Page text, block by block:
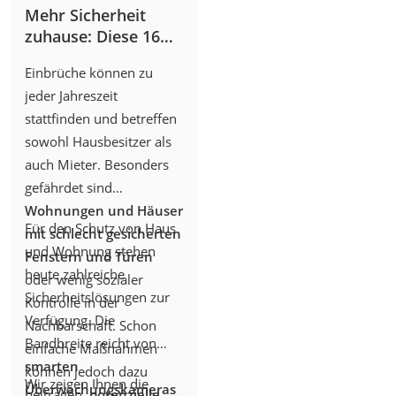
länger verlorene Zeit.
Mehr Sicherheit
zuhause: Diese 16
Einbruch und Co.
Einbrüche können zu
jeder Jahreszeit
stattfinden und betreffen
sowohl Hausbesitzer als
auch Mieter. Besonders
gefährdet sind
Wohnungen und Häuser
mit schlecht gesicherten
Fenstern und Türen
oder wenig sozialer
Kontrolle in der
Nachbarschaft. Schon
einfache Maßnahmen
können jedoch dazu
Für den Schutz von Haus
und Wohnung stehen
heute zahlreiche
Sicherheitslösungen zur
Verfügung. Die
Bandbreite reicht von
smarten
Überwachungskameras
Wir zeigen Ihnen die